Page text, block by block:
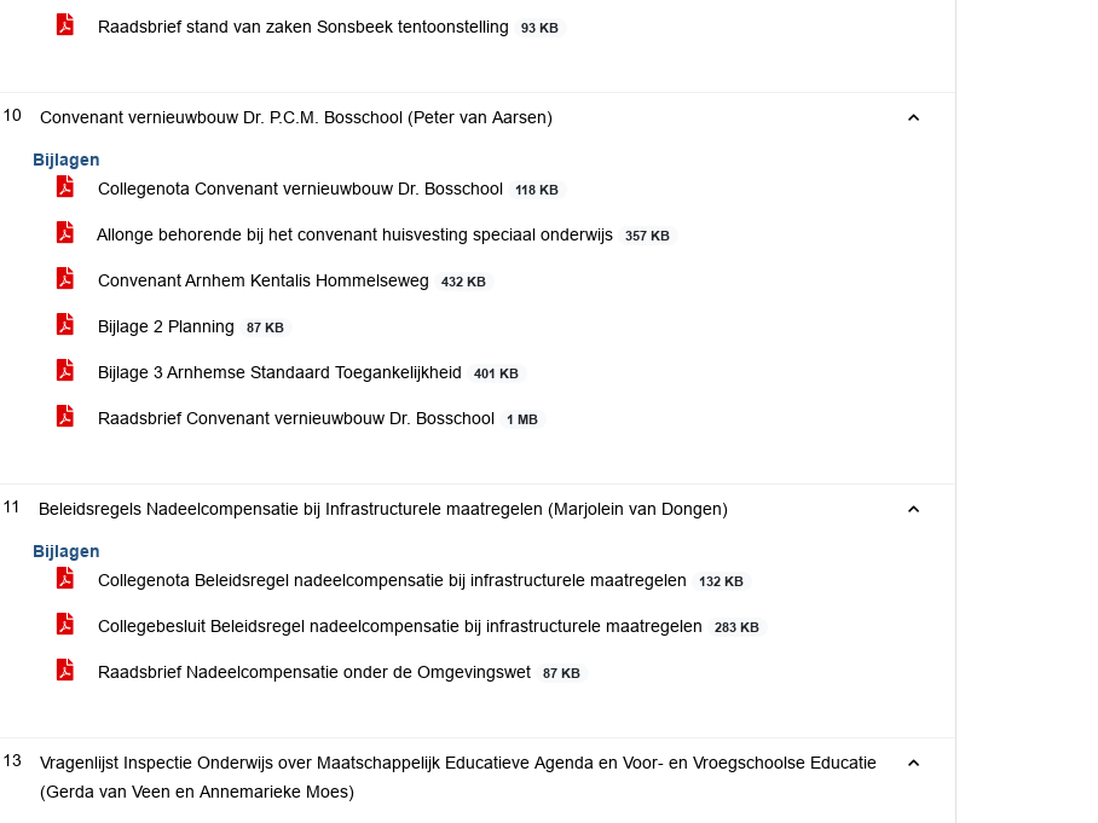
Raadsbrief stand van zaken Sonsbeek tentoonstelling 93 KB
10 Convenant vernieuwbouw Dr. P.C.M. Bosschool (Peter van Aarsen)
Bijlagen
Collegenota Convenant vernieuwbouw Dr. Bosschool
118 KB
Allonge behorende bij het convenant huisvesting speciaal onderwijs 357 KB
Convenant Arnhem Kentalis Hommelseweg 432 KB
Bijlage 2 Planning 87 KB
Bijlage 3 Arnhemse Standaard Toegankelijkheid 401 KB
Raadsbrief Convenant vernieuwbouw Dr. Bosschool 1 MB
11 Beleidsregels Nadeelcompensatie bij Infrastructurele maatregelen (Marjolein van Dongen)
Bijlagen
Collegenota Beleidsregel nadeelcompensatie bij infrastructurele maatregelen
132 KB
Collegebesluit Beleidsregel nadeelcompensatie bij infrastructurele maatregelen 283 KB
Raadsbrief Nadeelcompensatie onder de Omgevingswet 87 KB
13
Vragenlijst Inspectie Onderwijs over Maatschappelijk Educatieve Agenda en Voor- en Vroegschoolse Educatie
(Gerda van Veen en Annemarieke Moes)